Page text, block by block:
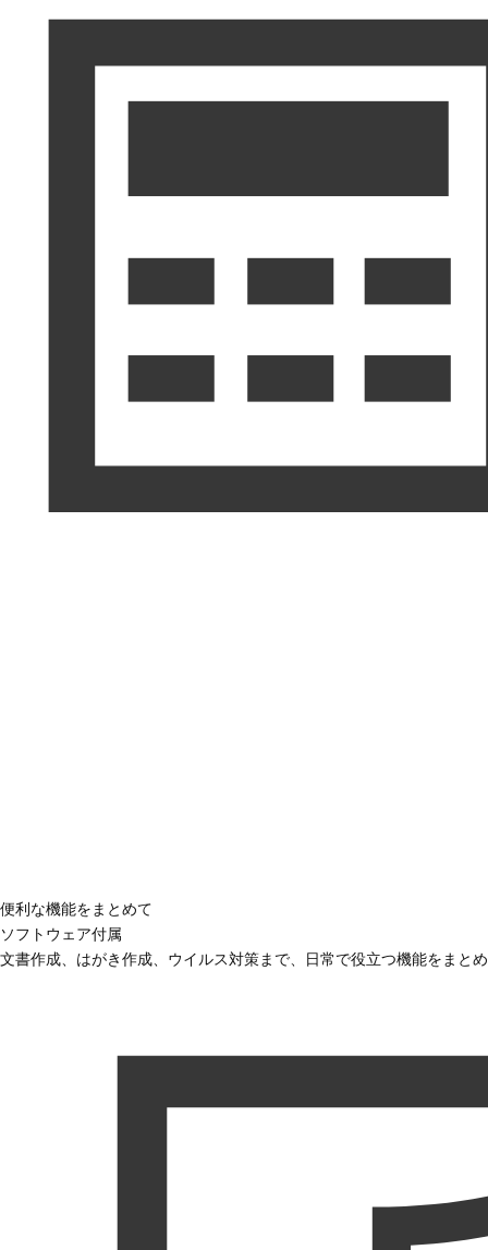
便利な機能をまとめて
ソフトウェア付属
文書作成、はがき作成、ウイルス対策まで、日常で役立つ機能をまと